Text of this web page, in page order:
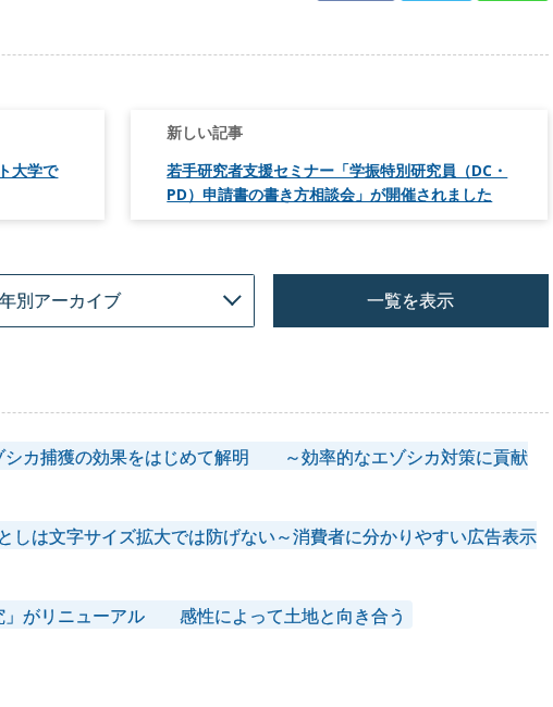
大学で
若手研究者支援セミナー「学振特別研究員（DC・
PD）申請書の書き方相談会」が開催されました
一覧を表示
シカ捕獲の効果をはじめて解明 ～効率的なエゾシカ対策に貢献
しは文字サイズ拡大では防げない～消費者に分かりやすい広告表示
」がリニューアル 感性によって土地と向き合う